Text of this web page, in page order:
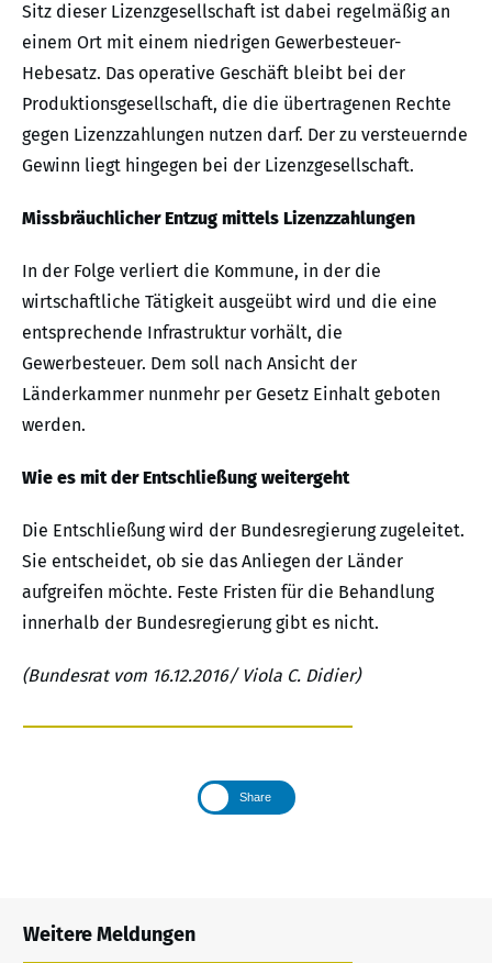
Sitz dieser Lizenzgesellschaft ist dabei regelmäßig an
einem Ort mit einem niedrigen Gewerbesteuer-
Hebesatz. Das operative Geschäft bleibt bei der
Produktionsgesellschaft, die die übertragenen Rechte
gegen Lizenzzahlungen nutzen darf. Der zu versteuernde
Gewinn liegt hingegen bei der Lizenzgesellschaft.
Missbräuchlicher Entzug mittels Lizenzzahlungen
In der Folge verliert die Kommune, in der die
wirtschaftliche Tätigkeit ausgeübt wird und die eine
entsprechende Infrastruktur vorhält, die
Gewerbesteuer. Dem soll nach Ansicht der
Länderkammer nunmehr per Gesetz Einhalt geboten
werden.
Wie es mit der Entschließung weitergeht
Die Entschließung wird der Bundesregierung zugeleitet.
Sie entscheidet, ob sie das Anliegen der Länder
aufgreifen möchte. Feste Fristen für die Behandlung
innerhalb der Bundesregierung gibt es nicht.
(Bundesrat vom 16.12.2016/ Viola C. Didier)
Share
Weitere Meldungen